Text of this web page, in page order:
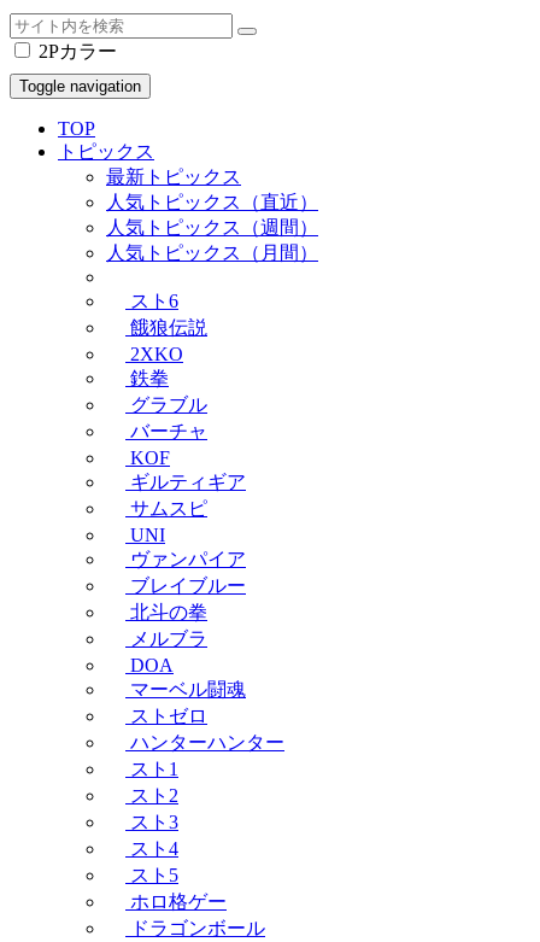
2Pカラー
Toggle navigation
TOP
トピックス
最新トピックス
人気トピックス（直近）
人気トピックス（週間）
人気トピックス（月間）
スト6
餓狼伝説
2XKO
鉄拳
グラブル
バーチャ
KOF
ギルティギア
サムスピ
UNI
ヴァンパイア
ブレイブルー
北斗の拳
メルブラ
DOA
マーベル闘魂
ストゼロ
ハンターハンター
スト1
スト2
スト3
スト4
スト5
ホロ格ゲー
ドラゴンボール